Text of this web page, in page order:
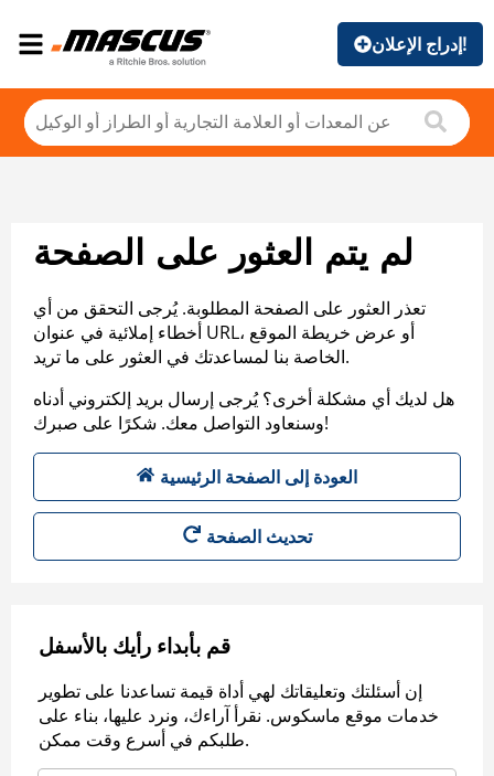
إدراج الإعلان!
لم يتم العثور على الصفحة
تعذر العثور على الصفحة المطلوبة. يُرجى التحقق من أي
أخطاء إملائية في عنوان URL، أو عرض خريطة الموقع
الخاصة بنا لمساعدتك في العثور على ما تريد.
هل لديك أي مشكلة أخرى؟ يُرجى إرسال بريد إلكتروني أدناه
وسنعاود التواصل معك. شكرًا على صبرك!
العودة إلى الصفحة الرئيسية
تحديث الصفحة
قم بأبداء رأيك بالأسفل
إن أسئلتك وتعليقاتك لهي أداة قيمة تساعدنا على تطوير
خدمات موقع ماسكوس. نقرأ آراءك، ونرد عليها، بناء على
طلبكم في أسرع وقت ممكن.